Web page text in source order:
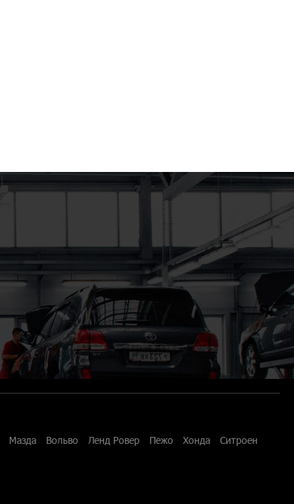
Мазда Вольво Ленд Ровер Пежо Хонда
Ситроен